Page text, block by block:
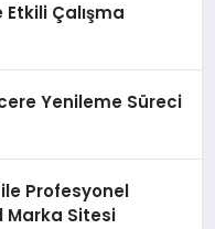
Etkili Çalışma
Yenileme Süreci
Profesyonel
Marka Sitesi